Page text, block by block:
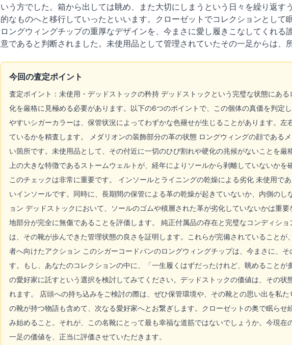
いう方でした。箱から出しては眺め、また大切にしまうという日々を繰り返
的なものへと移行していったといいます。クローゼットでコレクションとして
ロングウィングチップの重厚なデザインを、今まさに愛し履きこなしてくれ
意であると判断されました。未使用品として管理されていたその一足からは、
今回の査定ポイント
査定ポイント：未使用・デッドストックの矜持 デッドストックという完璧な状態にあ
化を厳格に見極める必要があります。以下の6つのポイントで、この個体の真価を判定
やすいシガーカラーは、保管状況によってわずかな色褪せが生じることがあります。
ているかを精査します。 メダリオンの装飾部分の革の状態 ロングウィングの顔である
い箇所です。未使用品として、その付近に一切のひび割れや硬化の兆候がないことを
上の大きな特徴であるストームウェルトが、経年によりソールから剥離していないか
このチェックは非常に重要です。 インソールとライニングの乾燥による劣化 未使用で
いインソールです。同時に、長期間の保管による革の乾燥が起きていないか、内側の
ョン デッドストックにおいて、ソールのゴムや積層された革が劣化していないかは重
地部分が完全に無傷であることを評価します。 純正付属品の存在と完璧なコンディシ
は、その靴が歩んできた管理状態の良さを証明します。これらが完備されていること
者へ向けたアクション このシガーコードバンのロングウィングチップは、今まさに、
す。もし、あなたのコレクションの中に、「一生履くはずだったけれど、眺めること
の愛好家に託すという選択を検討してみてください。デッドストックの価値は、その
れます。 店頭への持ち込みをご検討の際は、ぜひ保管環境や、その靴との思い出を私
の靴が持つ物語も含めて、次なる愛好家へとお繋ぎします。クローゼットの奥で眠ら
み始めること。それが、この名靴にとって最も幸福な道筋ではないでしょうか。今現
一足の価値を、正当に評価させていただきます。